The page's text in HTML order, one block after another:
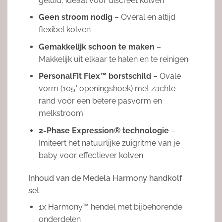
Geen stroom nodig– Overal en altijd
flexibel kolven
Gemakkelijk schoon te maken –
Makkelijk uit elkaar te halen en te reinigen
PersonalFit Flex™ borstschild– Ovale
vorm (105° openingshoek) met zachte
rand voor een betere pasvorm en
melkstroom
2-Phase Expression® technologie–
Imiteert het natuurlijke zuigritme van je
baby voor effectiever kolven
Inhoud van de Medela Harmony handkolf
set
1x Harmony™ hendel met bijbehorende
onderdelen